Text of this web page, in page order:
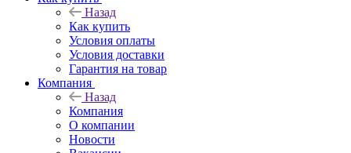
Назад
Как купить
Условия оплаты
Условия доставки
Гарантия на товар
Компания
Назад
Компания
О компании
Новости